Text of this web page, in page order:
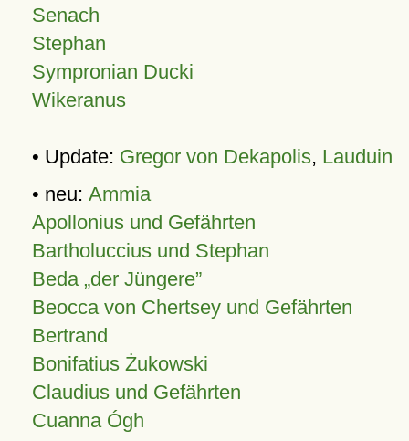
Senach
Stephan
Sympronian Ducki
Wikeranus
• Update: Gregor von Dekapolis, Lauduin
• neu: Ammia
Apollonius und Gefährten
Bartholuccius und Stephan
Beda „der Jüngere”
Beocca von Chertsey und Gefährten
Bertrand
Bonifatius Żukowski
Claudius und Gefährten
Cuanna Ógh